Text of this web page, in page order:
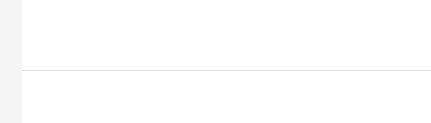
lui